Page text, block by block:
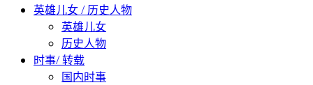
英雄儿女 / 历史人物
英雄儿女
历史人物
时事/ 转载
国内时事